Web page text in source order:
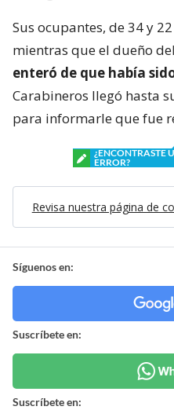
Sus ocupantes, de 34 y
mientras que el dueño
enteró de que había
Carabineros llegó hasta
para informarle que fue
¿ENCONTRASTE
ERROR?
Revisa nuestra página de
Síguenos en:
Suscríbete en:
Suscríbete en: